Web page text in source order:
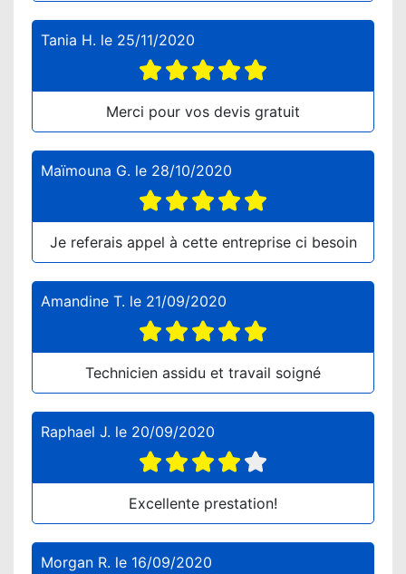
Tania H. le 25/11/2020
Merci pour vos devis gratuit
Maïmouna G. le 28/10/2020
Je referais appel à cette entreprise ci besoin
Amandine T. le 21/09/2020
Technicien assidu et travail soigné
Raphael J. le 20/09/2020
Excellente prestation!
Morgan R. le 16/09/2020